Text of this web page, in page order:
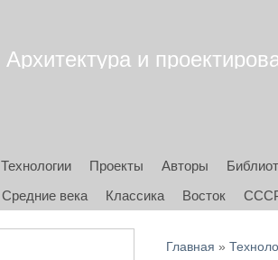
Архитектура и
Технологии Проекты Авторы
Средние века Классика Восток
Вы здесь
Главная »